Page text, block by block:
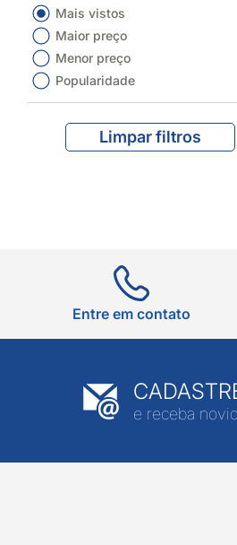
Mais vistos
Maior preço
Menor preço
Popularidade
Limpar filtros
Entre em contato
e receba